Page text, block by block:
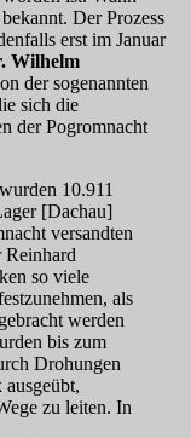
Der Prozess
erst im Januar
Wilhelm
der sogenannten
sich die
der Pogromnacht
10.911
[Dachau]
versandten
Reinhard
so viele
als
werden
bis zum
Drohungen
zu leiten. In